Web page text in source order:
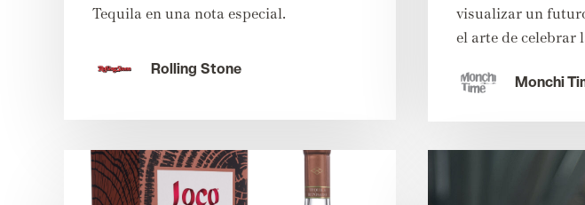
Tequila en una nota especial.
Rolling Stone
visualizar un
el arte de celebrar
Monchi